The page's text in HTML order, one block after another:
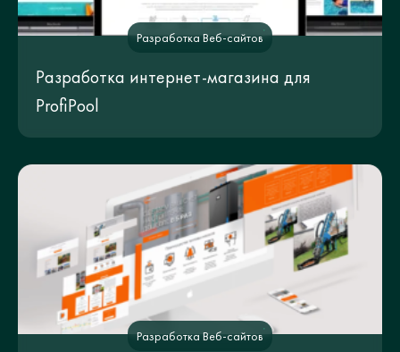
Разработка Веб-сайтов
Разработка интернет-магазина для
ProfiPool
Разработка Веб-сайтов